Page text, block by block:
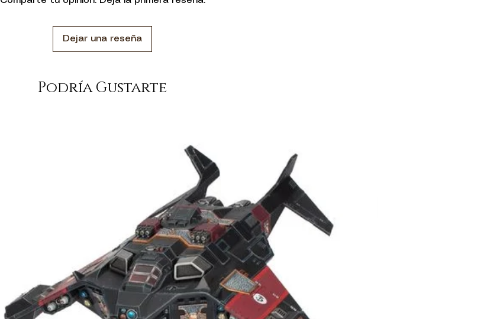
Dejar una reseña
Podría Gustarte